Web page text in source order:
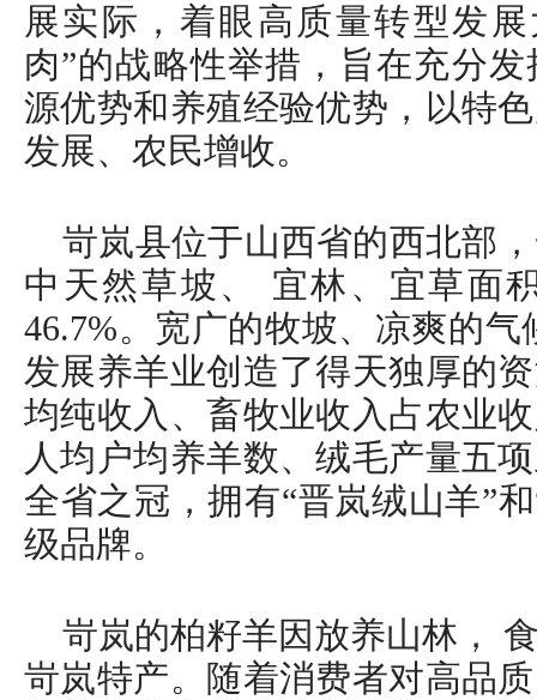
展实际，着眼高质量转型发
肉”的战略性举措，旨在充分
源优势和养殖经验优势，以特
发展、农民增收。
岢岚县位于山西省的西北部
中天然草坡、 宜林、宜草面
46.7%。宽广的牧坡、凉爽的
发展养羊业创造了得天独厚的
均纯收入、畜牧业收入占农业
人均户均养羊数、绒毛产量五
全省之冠，拥有“晋岚绒山羊”
级品牌。
岢岚的柏籽羊因放养山林，
岢岚特产。随着消费者对高品